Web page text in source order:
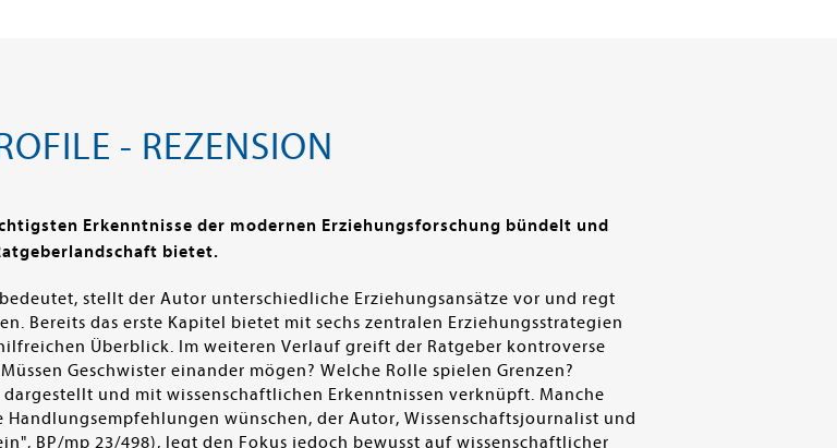
- REZENSION
Erkenntnisse der modernen Erziehungsforschung bündelt und
bietet.
stellt der Autor unterschiedliche Erziehungsansätze vor und regt
Bereits das erste Kapitel bietet mit sechs zentralen Erziehungsstrategien
Überblick. Im weiteren Verlauf greift der Ratgeber kontroverse
Geschwister einander mögen? Welche Rolle spielen Grenzen?
und mit wissenschaftlichen Erkenntnissen verknüpft. Manche
wünschen, der Autor, Wissenschaftsjournalist und
BP/mp 23/498), legt den Fokus jedoch bewusst auf wissenschaftlicher